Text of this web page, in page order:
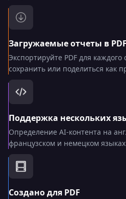
Загружаемые отчеты в PDF
Экспортируйте PDF для
сохранить или поделиться как
Поддержка нескольких
Определение AI-контента на
французском и немецком
Создано для PDF